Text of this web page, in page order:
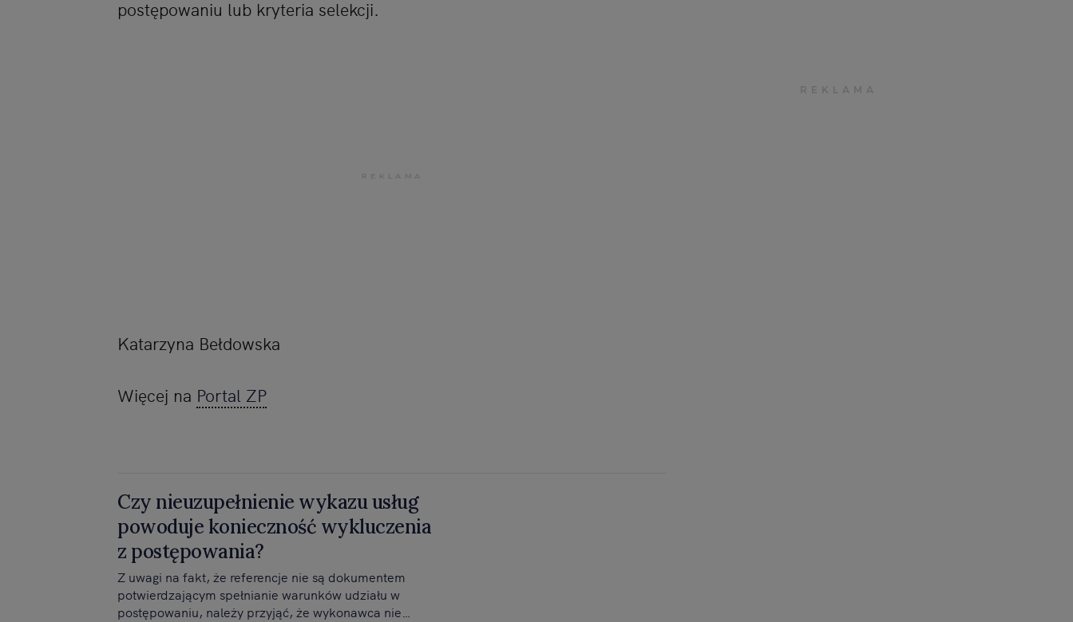
postępowaniu lub kryteria selekcji.
Katarzyna Bełdowska
Więcej na Portal ZP
Czy nieuzupełnienie wykazu usług
powoduje konieczność wykluczenia
z postępowania?
Z uwagi na fakt, że referencje nie są dokumentem
potwierdzającym spełnianie warunków udziału w
postępowaniu, należy przyjąć, że wykonawca nie